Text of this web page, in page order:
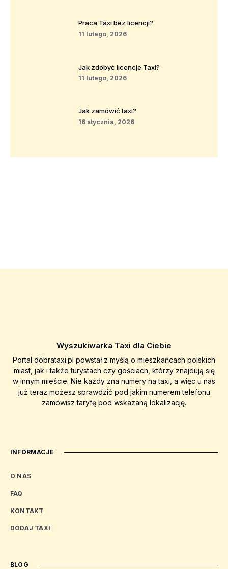
Praca Taxi bez licencji?
11 lutego, 2026
Jak zdobyć licencje Taxi?
11 lutego, 2026
Jak zamówić taxi?
16 stycznia, 2026
Wyszukiwarka Taxi dla Ciebie
Portal dobrataxi.pl powstał z myślą o mieszkańcach polskich
miast, jak i także turystach czy gościach, którzy znajdują się
w innym mieście. Nie każdy zna numery na taxi, a więc u nas
już teraz możesz sprawdzić pod jakim numerem telefonu
zamówisz taryfę pod wskazaną lokalizację.
INFORMACJE
O NAS
FAQ
KONTAKT
DODAJ TAXI
BLOG